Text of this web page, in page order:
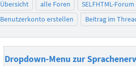
Übersicht alle Foren
SELFHTML-Forum
Benutzerkonto erstellen
Beitrag im
Dropdown-Menu zur